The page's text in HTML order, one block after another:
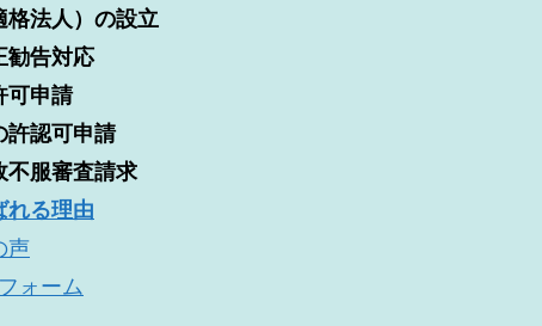
格法人）の設立
勧告対応
可申請
許認可申請
不服審査請求
れる理由
声
ォーム